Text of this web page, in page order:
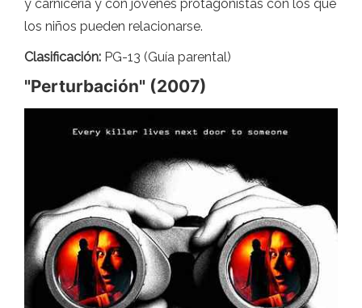
y carnicería y con jóvenes protagonistas con los que
los niños pueden relacionarse.
Clasificación: PG-13 (Guía parental)
"Perturbación" (2007)